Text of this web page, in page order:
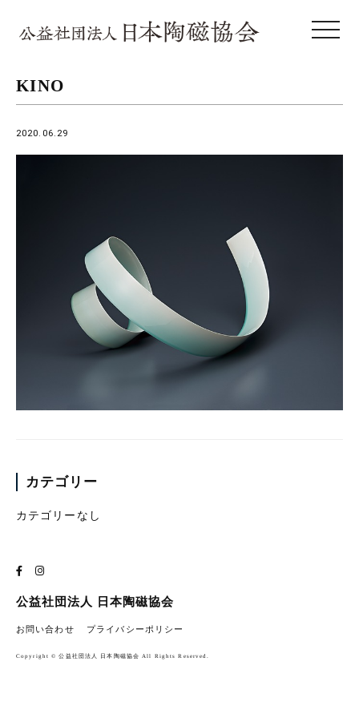
toggle
KINO
2020.06.29
カテゴリー
カテゴリーなし
公益社団法人 日本陶磁協会
お問い合わせ プライバシーポリシー
Copyright © 公益社団法人 日本陶磁協会 All Rights Reserved.